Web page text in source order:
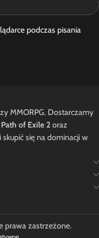
podczas pisania
MMORPG. Dostarczamy
Path of Exile 2 oraz
się na dominacji w
prawa zastrzeżone.